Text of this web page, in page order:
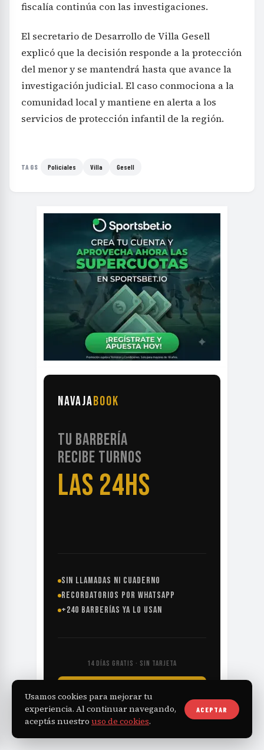
fiscalía continúa con las investigaciones.
El secretario de Desarrollo de Villa Gesell
explicó que la decisión responde a la protección
del menor y se mantendrá hasta que avance la
investigación judicial. El caso conmociona a la
comunidad local y mantiene en alerta a los
servicios de protección infantil de la región.
TAGS Policiales Villa Gesell
NAVAJABOOK
TU BARBERÍA
RECIBE TURNOS
LAS 24HS
SIN LLAMADAS NI CUADERNO
RECORDATORIOS POR WHATSAPP
+240 BARBERÍAS YA LO USAN
14 DÍAS GRATIS · SIN TARJETA
EMPEZÁ GRATIS →
Usamos cookies para mejorar tu
experiencia. Al continuar navegando,
aceptás nuestro uso de cookies.
ACEPTAR